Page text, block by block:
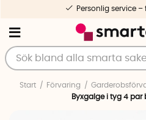
Personlig service
Start Förvaring
Byxgalge i tyg 4 par